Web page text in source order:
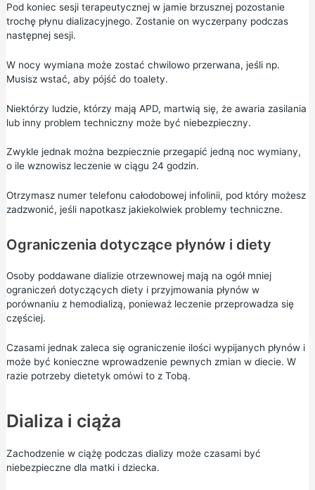
Pod koniec sesji terapeutycznej w jamie brzusznej pozostanie
trochę płynu dializacyjnego. Zostanie on wyczerpany podczas
następnej sesji.
W nocy wymiana może zostać chwilowo przerwana, jeśli np.
Musisz wstać, aby pójść do toalety.
Niektórzy ludzie, którzy mają APD, martwią się, że awaria zasilania
lub inny problem techniczny może być niebezpieczny.
Zwykle jednak można bezpiecznie przegapić jedną noc wymiany,
o ile wznowisz leczenie w ciągu 24 godzin.
Otrzymasz numer telefonu całodobowej infolinii, pod który możesz
zadzwonić, jeśli napotkasz jakiekolwiek problemy techniczne.
Ograniczenia dotyczące płynów i diety
Osoby poddawane dializie otrzewnowej mają na ogół mniej
ograniczeń dotyczących diety i przyjmowania płynów w
porównaniu z hemodializą, ponieważ leczenie przeprowadza się
częściej.
Czasami jednak zaleca się ograniczenie ilości wypijanych płynów i
może być konieczne wprowadzenie pewnych zmian w diecie. W
razie potrzeby dietetyk omówi to z Tobą.
Dializa i ciąża
Zachodzenie w ciążę podczas dializy może czasami być
niebezpieczne dla matki i dziecka.